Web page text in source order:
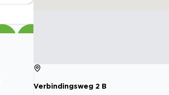
Verbindingsweg 2 B